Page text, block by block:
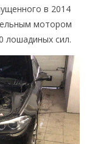
в 2014
мотором
лошадиных сил.